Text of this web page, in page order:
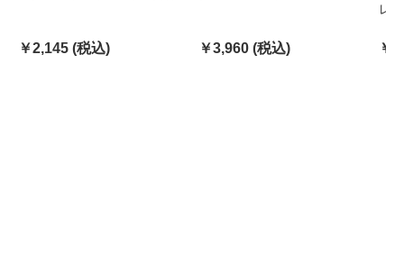
￥2,145 (税込) ￥3,960 (税込)
レ
￥